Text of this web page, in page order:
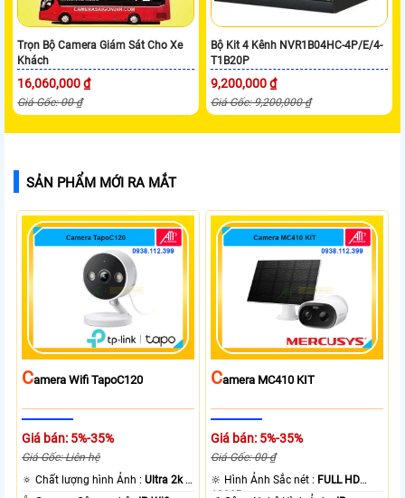
Trọn Bộ Camera Giám Sát Cho Xe
Khách
16,060,000 ₫
Giá Gốc: 00 ₫
Bộ Kit 4 Kênh NVR1B04HC-4P/E/4-
T1B20P
9,200,000 ₫
Giá Gốc: 9,200,000 ₫
SẢN PHẨM MỚI RA MẮT
CAmera Wifi TapoC120
Giá bán: 5%-35%
Giá Gốc: Liên hệ
🔅 Chất lượng hình Ảnh :Ultra 2k +
.
CAmera MC410 KIT
Giá bán: 5%-35%
Giá Gốc: 00 ₫
🔆 Hình Ảnh Sắc nét : FULL HD
1080P .